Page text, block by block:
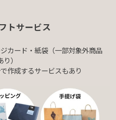
トサービス
カード・紙袋（一部対象外商品
り）
作成するサービスもあり